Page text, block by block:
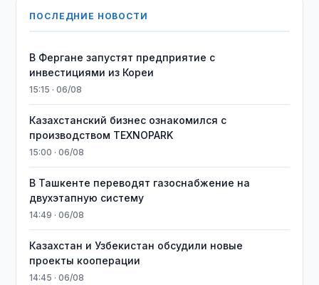
ПОСЛЕДНИЕ НОВОСТИ
В Фергане запустят предприятие с
инвестициями из Кореи
15:15 · 06/08
Казахстанский бизнес ознакомился с
производством TEXNOPARK
15:00 · 06/08
В Ташкенте переводят газоснабжение на
двухэтапную систему
14:49 · 06/08
Казахстан и Узбекистан обсудили новые
проекты кооперации
14:45 · 06/08